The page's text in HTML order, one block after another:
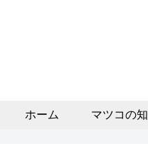
ホーム マツコの